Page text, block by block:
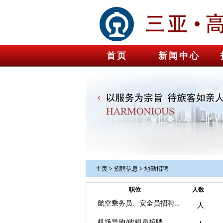
首页 新闻中心
主页>招聘信息 >地勤招聘
职位 人数
航空乘务员、安全员招聘通知
人